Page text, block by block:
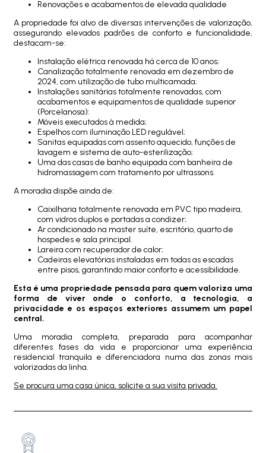
Renovações e acabamentos de elevada qualidade
A propriedade foi alvo de diversas intervenções de valorização,
assegurando elevados padrões de conforto e funcionalidade,
destacam-se:
Instalação elétrica renovada há cerca de 10 anos;
Canalização totalmente renovada em dezembro de
2024, com utilização de tubo multicamada;
Instalações sanitárias totalmente renovadas, com
acabamentos e equipamentos de qualidade superior
(Porcelanosa):
Móveis executados à medida;
Espelhos com iluminação LED regulável;
Sanitas equipadas com assento aquecido, funções de
lavagem e sistema de auto-esterilização;
Uma das casas de banho equipada com banheira de
hidromassagem com tratamento por ultrassons.
A moradia dispõe ainda de:
Caixilharia totalmente renovada em PVC tipo madeira,
com vidros duplos e portadas a condizer;
Ar condicionado na master suíte, escritório, quarto de
hospedes e sala principal.
Lareira com recuperador de calor;
Cadeiras elevatórias instaladas em todas as escadas
entre pisos, garantindo maior conforto e acessibilidade.
Esta é uma propriedade pensada para quem valoriza uma
forma de viver onde o conforto, a tecnologia, a
privacidade e os espaços exteriores assumem um papel
central.
Uma moradia completa, preparada para acompanhar
diferentes fases da vida e proporcionar uma experiência
residencial tranquila e diferenciadora numa das zonas mais
valorizadas da linha.
Se procura uma casa única, solicite a sua visita privada.